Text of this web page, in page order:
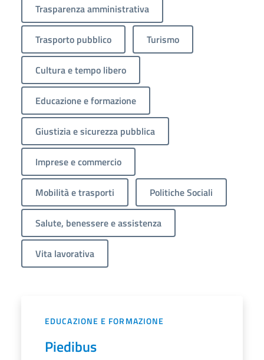
Trasparenza amministrativa
Trasporto pubblico Turismo
Cultura e tempo libero
Educazione e formazione
Giustizia e sicurezza pubblica
Imprese e commercio
Mobilità e trasporti Politiche Sociali
Salute, benessere e assistenza
Vita lavorativa
EDUCAZIONE E FORMAZIONE
Piedibus